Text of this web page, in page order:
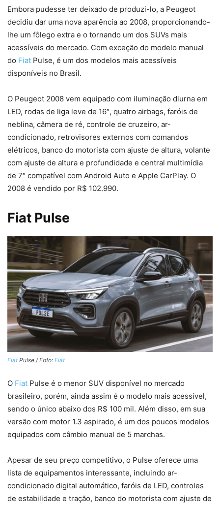
Embora pudesse ter deixado de produzi-lo, a Peugeot
decidiu dar uma nova aparência ao 2008, proporcionando-
lhe um fôlego extra e o tornando um dos SUVs mais
acessíveis do mercado. Com exceção do modelo manual
do Fiat Pulse, é um dos modelos mais acessíveis
disponíveis no Brasil.
O Peugeot 2008 vem equipado com iluminação diurna em
LED, rodas de liga leve de 16″, quatro airbags, faróis de
neblina, câmera de ré, controle de cruzeiro, ar-
condicionado, retrovisores externos com comandos
elétricos, banco do motorista com ajuste de altura, volante
com ajuste de altura e profundidade e central multimídia
de 7″ compatível com Android Auto e Apple CarPlay. O
2008 é vendido por R$ 102.990.
Fiat Pulse
FiatPulse / Foto: Fiat
O Fiat Pulse é o menor SUV disponível no mercado
brasileiro, porém, ainda assim é o modelo mais acessível,
sendo o único abaixo dos R$ 100 mil. Além disso, em sua
versão com motor 1.3 aspirado, é um dos poucos modelos
equipados com câmbio manual de 5 marchas.
Apesar de seu preço competitivo, o Pulse oferece uma
lista de equipamentos interessante, incluindo ar-
condicionado digital automático, faróis de LED, controles
de estabilidade e tração, banco do motorista com ajuste de